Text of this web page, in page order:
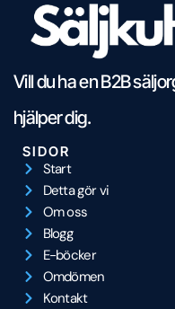
Vill du ha en B2B
hjälper dig.
SIDOR
Start
Detta gör vi
Om oss
Blogg
E-böcker
Omdömen
Kontakt